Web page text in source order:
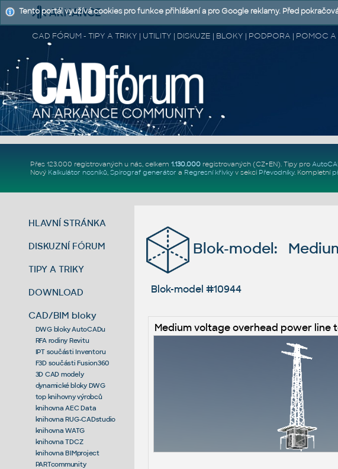
CAD FÓRUM - TIPY A TRIKY | UTILITY | DISKUZE | BLOKY | PODPORA | POMOC A
Přes 123.000 registrovaných u nás, celkem 1.130.000registrovaných (CZ+EN). Tipy pro
Nový Kalkulátor nosníků, Spirograf generátor a Regresní křivkyv sekci Převodníky. Kompletní
HLAVNÍ STRÁNKA
DISKUZNÍ FÓRUM
TIPY A TRIKY
DOWNLOAD
CAD/BIM bloky
DWG bloky AutoCADu
RFA rodiny Revitu
IPT součásti Inventoru
F3D součásti Fusion360
3D CAD modely
dynamické bloky DWG
top knihovny výrobců
knihovna AEC Data
knihovna RUG-CADstudio
knihovna WATG
knihovna TDCZ
knihovna BIMproject
PARTcommunity
Blok-model:
Blok-model #10944
Medium voltage overhead power line
Tento portál využívá cookies pro funkce přihlášení a pro Google reklamy. Před